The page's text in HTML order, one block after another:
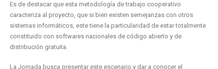
Es de destacar que esta metodología de trabajo cooperativo
caracteriza al proyecto, que si bien existen semejanzas con otros
sistemas informáticos, este tiene la particularidad de estar totalmente
constituido con softwares nacionales de código abierto y de
distribución gratuita.
La Jornada busca presentar este escenario y dar a conocer el